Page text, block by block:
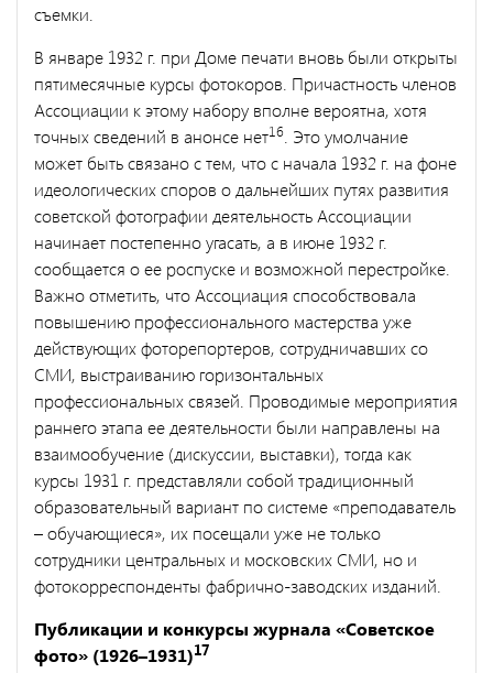
съемки.
В январе 1932 г. при Доме печати вновь были открыты
пятимесячные курсы фотокоров. Причастность членов
Ассоциации к этому набору вполне вероятна, хотя
точных сведений в анонсе нет16 . Это умолчание
может быть связано с тем, что с начала 1932 г. на фоне
идеологических споров о дальнейших путях развития
советской фотографии деятельность Ассоциации
начинает постепенно угасать, а в июне 1932 г.
сообщается о ее роспуске и возможной перестройке.
Важно отметить, что Ассоциация способствовала
повышению профессионального мастерства уже
действующих фоторепортеров, сотрудничавших со
СМИ, выстраиванию горизонтальных
профессиональных связей. Проводимые мероприятия
раннего этапа ее деятельности были направлены на
взаимообучение (дискуссии, выставки), тогда как
курсы 1931 г. представляли собой традиционный
образовательный вариант по системе «преподаватель
– обучающиеся», их посещали уже не только
сотрудники центральных и московских СМИ, но и
фотокорреспонденты фабрично-заводских изданий.
Публикации и конкурсы журнала «Советское
фото» (1926–1931)17